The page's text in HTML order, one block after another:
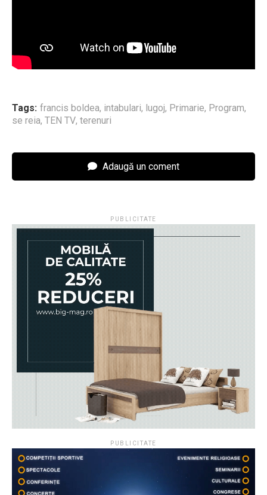
Tags: francis boldea, intabulari, lugoj, Primarie, Program,
se reia, TEN TV, terenuri
Adaugă un coment
PUBLICITATE
PUBLICITATE